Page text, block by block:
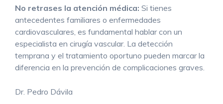
No retrases la atención médica: Si tienes
antecedentes familiares o enfermedades
cardiovasculares, es fundamental hablar con un
especialista en cirugía vascular. La detección
temprana y el tratamiento oportuno pueden marcar la
diferencia en la prevención de complicaciones graves.
Dr. Pedro Dávila